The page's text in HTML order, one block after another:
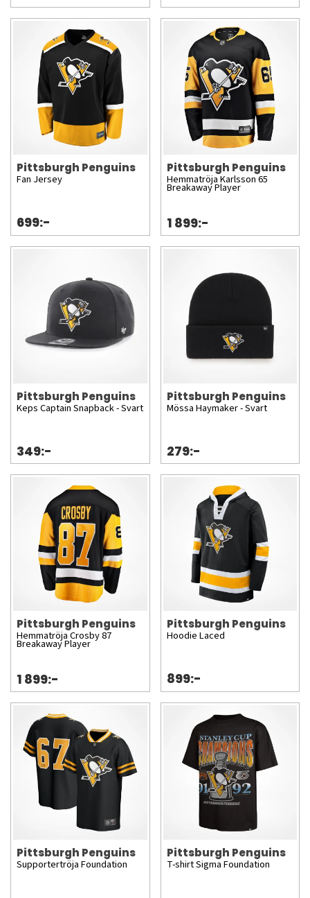
Pittsburgh Penguins
Fan Jersey
699:-
Pittsburgh Penguins
Hemmatröja Karlsson 65
Breakaway Player
1 899:-
Pittsburgh Penguins
Keps Captain Snapback - Svart
349:-
Pittsburgh Penguins
Mössa Haymaker - Svart
279:-
Pittsburgh Penguins
Hemmatröja Crosby 87
Breakaway Player
1 899:-
Pittsburgh Penguins
Hoodie Laced
899:-
Pittsburgh Penguins
Supportertröja Foundation
Pittsburgh Penguins
T-shirt Sigma Foundation